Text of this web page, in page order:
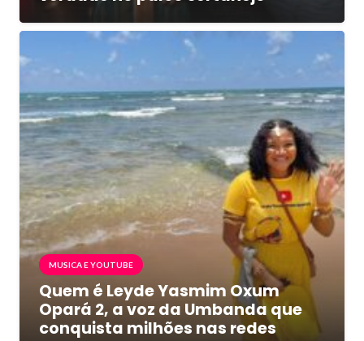
MUSICA E YOUTUBE
Quem é Leyde Yasmim Oxum
Opará 2, a voz da Umbanda que
conquista milhões nas redes